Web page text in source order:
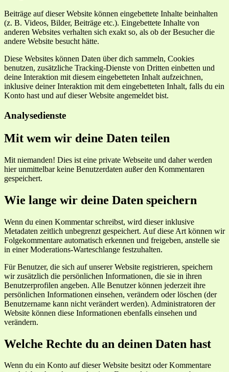
Beiträge auf dieser Website können eingebettete Inhalte beinhalten
(z. B. Videos, Bilder, Beiträge etc.). Eingebettete Inhalte von
anderen Websites verhalten sich exakt so, als ob der Besucher die
andere Website besucht hätte.
Diese Websites können Daten über dich sammeln, Cookies
benutzen, zusätzliche Tracking-Dienste von Dritten einbetten und
deine Interaktion mit diesem eingebetteten Inhalt aufzeichnen,
inklusive deiner Interaktion mit dem eingebetteten Inhalt, falls du ein
Konto hast und auf dieser Website angemeldet bist.
Analysedienste
Mit wem wir deine Daten teilen
Mit niemanden! Dies ist eine private Webseite und daher werden
hier unmittelbar keine Benutzerdaten außer den Kommentaren
gespeichert.
Wie lange wir deine Daten speichern
Wenn du einen Kommentar schreibst, wird dieser inklusive
Metadaten zeitlich unbegrenzt gespeichert. Auf diese Art können wir
Folgekommentare automatisch erkennen und freigeben, anstelle sie
in einer Moderations-Warteschlange festzuhalten.
Für Benutzer, die sich auf unserer Website registrieren, speichern
wir zusätzlich die persönlichen Informationen, die sie in ihren
Benutzerprofilen angeben. Alle Benutzer können jederzeit ihre
persönlichen Informationen einsehen, verändern oder löschen (der
Benutzername kann nicht verändert werden). Administratoren der
Website können diese Informationen ebenfalls einsehen und
verändern.
Welche Rechte du an deinen Daten hast
Wenn du ein Konto auf dieser Website besitzt oder Kommentare